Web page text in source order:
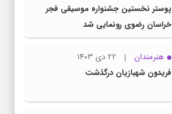
پوستر نخستین جشنواره موسیقی فجر
خراسان رضوی رونمایی شد
هنرمندان
22 دی 1403
فریدون شهبازیان درگذشت